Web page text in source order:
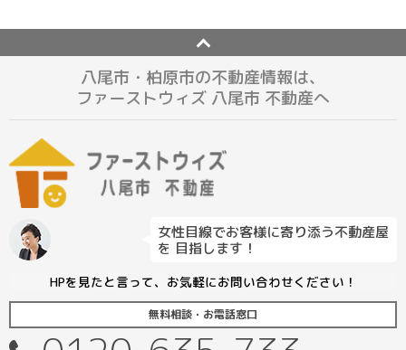
八尾市・柏原市の不動産情報は、
ファーストウィズ 八尾市 不動産へ
女性目線でお客様に寄り添う不動産屋
を 目指します！
HPを見たと言って、お気軽にお問い合わせください！
無料相談・お電話窓口